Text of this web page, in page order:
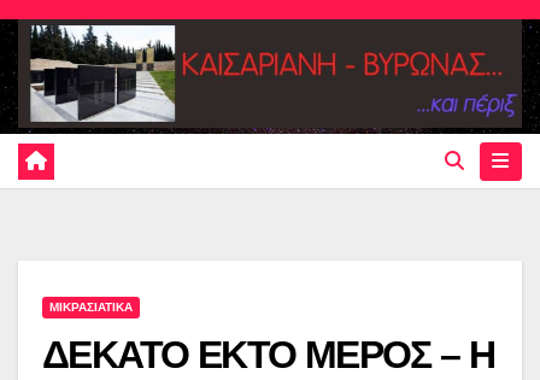
Skip
content
ΜΙΚΡΑΣΙΑΤΙΚΑ
ΔΕΚΑΤΟ ΕΚΤΟ ΜΕΡΟΣ – Η